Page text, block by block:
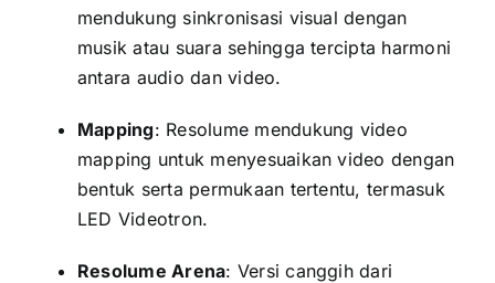
mendukung sinkronisasi visual dengan
musik atau suara sehingga tercipta harmoni
antara audio dan video.
Mapping: Resolume mendukung video
mapping untuk menyesuaikan video dengan
bentuk serta permukaan tertentu, termasuk
LED Videotron.
Resolume Arena: Versi canggih dari